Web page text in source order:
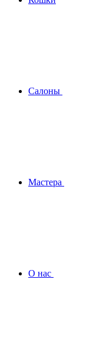
Салоны
Мастера
О нас